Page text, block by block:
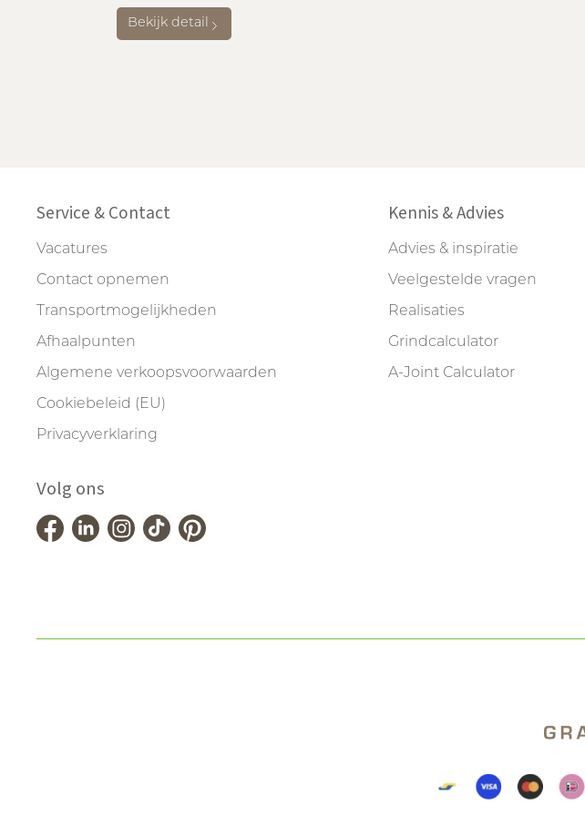
Bekijk detail
Service & Contact
Vacatures
Contact opnemen
Transportmogelijkheden
Afhaalpunten
Algemene verkoopsvoorwaarden
Cookiebeleid (EU)
Privacyverklaring
Kennis & Advies
Advies & inspiratie
Veelgestelde vragen
Realisaties
Grindcalculator
A-Joint Calculator
Volg ons